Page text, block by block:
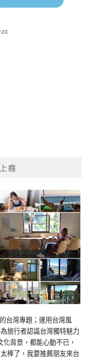
癮
台灣專題；運用台灣風
旅行者認識台灣獨特魅力
化背景，都能心動不已，
棒了，我要推薦朋友來台